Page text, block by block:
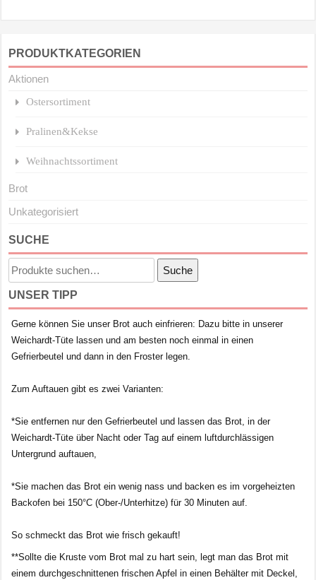
PRODUKTKATEGORIEN
Aktionen
Ostersortiment
Pralinen&Kekse
Weihnachtssortiment
Brot
Unkategorisiert
SUCHE
Suche
nach:
Suche
UNSER TIPP
Gerne können Sie unser Brot auch einfrieren: Dazu bitte in unserer
Weichardt-Tüte lassen und am besten noch einmal in einen
Gefrierbeutel und dann in den Froster legen.
Zum Auftauen gibt es zwei Varianten:
*Sie entfernen nur den Gefrierbeutel und lassen das Brot, in der
Weichardt-Tüte über Nacht oder Tag auf einem luftdurchlässigen
Untergrund auftauen,
*Sie machen das Brot ein wenig nass und backen es im vorgeheizten
Backofen bei 150°C (Ober-/Unterhitze) für 30 Minuten auf.
So schmeckt das Brot wie frisch gekauft!
**Sollte die Kruste vom Brot mal zu hart sein, legt man das Brot mit
einem durchgeschnittenen frischen Apfel in einen Behälter mit Deckel,